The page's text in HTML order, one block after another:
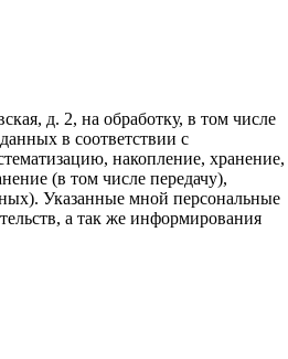
д. 2, на обработку, в том числе
в соответствии с
накопление, хранение,
(в том числе передачу),
Указанные мной персональные
а так же информирования